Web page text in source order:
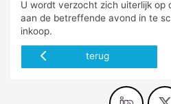
U wordt verzocht zich uiterlijk op
aan de betreffende avond in te
inkoop.
terug